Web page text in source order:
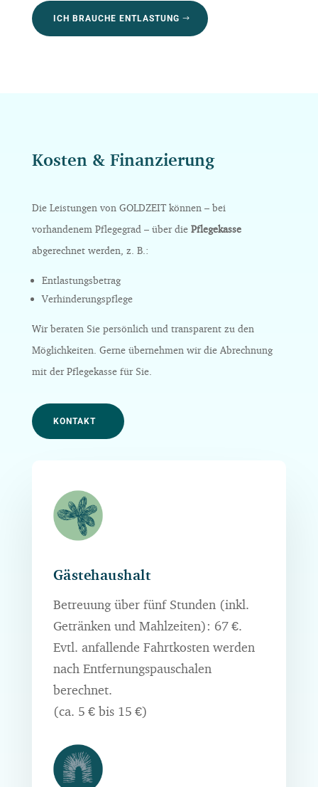
ICH BRAUCHE ENTLASTUNG
Kosten & Finanzierung
Die Leistungen von GOLDZEIT können – bei
vorhandenem Pflegegrad – über die Pflegekasse
abgerechnet werden, z. B.:
Entlastungsbetrag
Verhinderungspflege
Wir beraten Sie persönlich und transparent zu den
Möglichkeiten. Gerne übernehmen wir die Abrechnung
mit der Pflegekasse für Sie.
KONTAKT
Gästehaushalt
Betreuung über fünf Stunden (inkl.
Getränken und Mahlzeiten): 67 €.
Evtl. anfallende Fahrtkosten werden
nach Entfernungspauschalen
berechnet.
(ca. 5 € bis 15 €)